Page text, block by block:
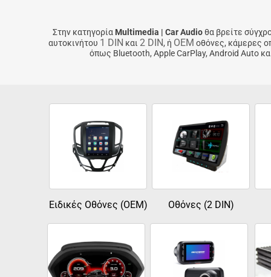
Στην κατηγορία Multimedia | Car Audioθα βρείτε
αυτοκινήτου 1 DIN και 2 DIN, ή OEM οθόνες, κάμερες
όπως Bluetooth, Apple CarPlay, Android Auto
Ειδικές Oθόνες (OEM) Οθόνες (2 DIN)